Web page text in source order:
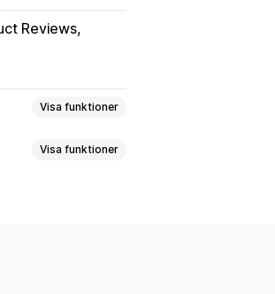
Reviews
Visa funktioner
Visa funktioner